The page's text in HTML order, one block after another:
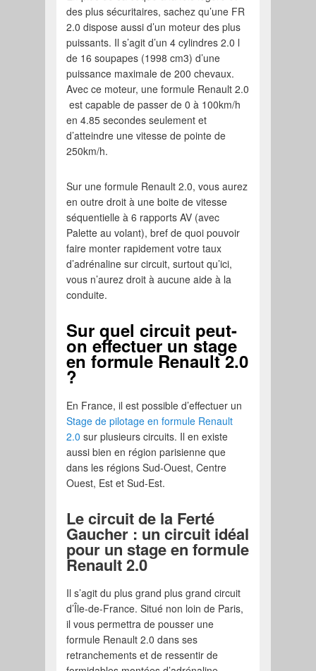
des plus sécuritaires, sachez qu’une FR
2.0 dispose aussi d’un moteur des plus
puissants. Il s’agit d’un 4 cylindres 2.0 l
de 16 soupapes (1998 cm3) d’une
puissance maximale de 200 chevaux.
Avec ce moteur, une formule Renault 2.0
est capable de passer de 0 à 100km/h
en 4.85 secondes seulement et
d’atteindre une vitesse de pointe de
250km/h.
Sur une formule Renault 2.0, vous aurez
en outre droit à une boite de vitesse
séquentielle à 6 rapports AV (avec
Palette au volant), bref de quoi pouvoir
faire monter rapidement votre taux
d’adrénaline sur circuit, surtout qu’ici,
vous n’aurez droit à aucune aide à la
conduite.
Sur quel circuit peut-
on effectuer un stage
en formule Renault 2.0
?
En France, il est possible d’effectuer un
Stage de pilotage en formule Renault
2.0 sur plusieurs circuits. Il en existe
aussi bien en région parisienne que
dans les régions Sud-Ouest, Centre
Ouest, Est et Sud-Est.
Le circuit de la Ferté
Gaucher : un circuit idéal
pour un stage en formule
Renault 2.0
Il s’agit du plus grand plus grand circuit
d’Île-de-France. Situé non loin de Paris,
il vous permettra de pousser une
formule Renault 2.0 dans ses
retranchements et de ressentir de